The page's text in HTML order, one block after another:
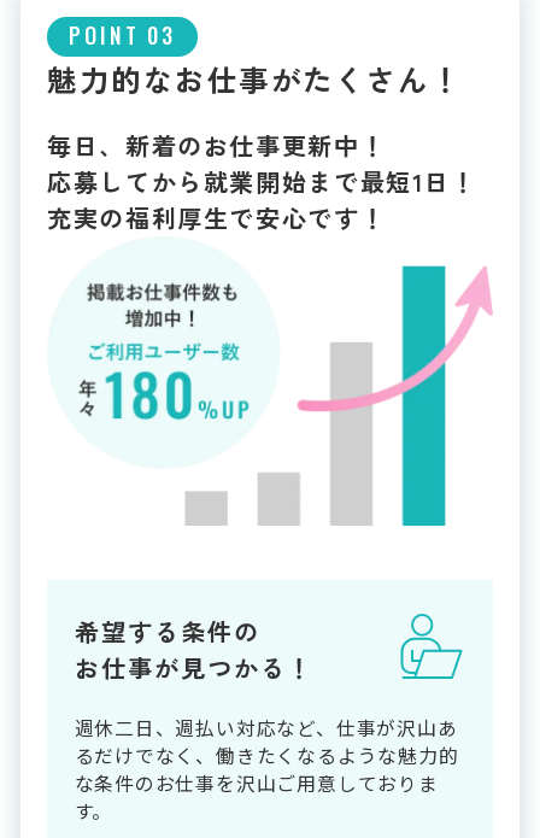
POINT 03
魅力的なお仕事がたくさん！
毎日、新着のお仕事更新中！
応募してから就業開始まで最短1日！
充実の福利厚生で安心です！
希望する条件の
お仕事が見つかる！
週休二日、週払い対応など、仕事が沢山あ
るだけでなく、働きたくなるような魅力的
な条件のお仕事を沢山ご用意しておりま
す。